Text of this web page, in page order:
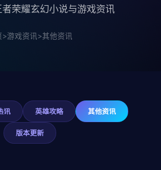
荣耀玄幻小说与游戏资讯
>游戏资讯>其他资讯
讯 英雄攻略 其他资讯
版本更新